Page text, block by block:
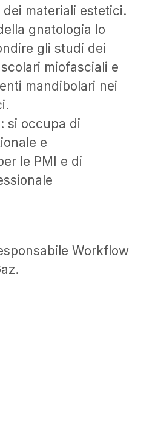
materiali estetici.
gnatologia lo
gli studi dei
miofasciali e
mandibolari nei
si occupa di
e
le PMI e di
Workflow